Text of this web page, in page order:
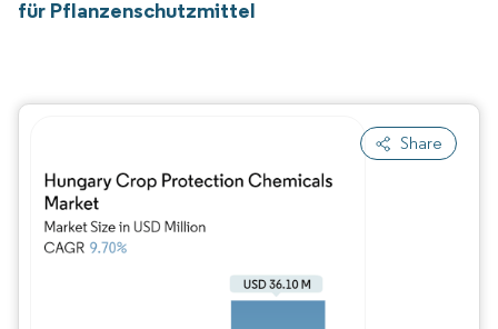
für Pflanzenschutzmittel
Share